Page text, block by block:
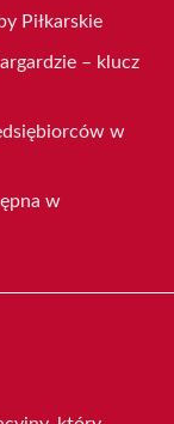
Piłkarskie
– klucz
w
w